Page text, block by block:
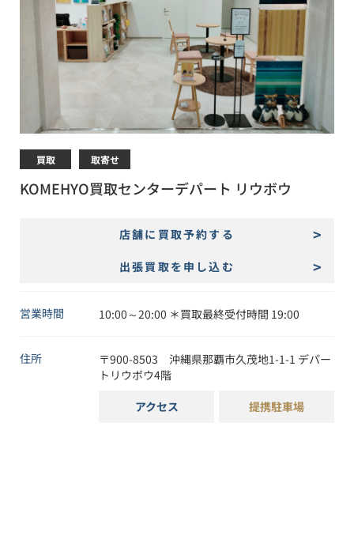
買取 取寄せ
KOMEHYO買取センターデパート リウボウ
店舗に買取予約する
出張買取を申し込む
営業時間 10:00～20:00 ＊買取最終受付時間 19:00
住所 〒900-8503 沖縄県那覇市久茂地1-1-1 デパー
トリウボウ4階
アクセス
提携駐車場